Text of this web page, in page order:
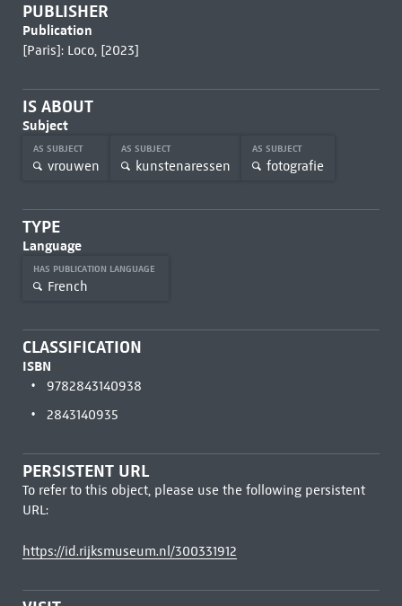
PUBLISHER
Publication
[Paris]: Loco, [2023]
IS ABOUT
Subject
AS SUBJECT
vrouwen
AS SUBJECT
kunstenaressen
AS SUBJECT
fotografie
TYPE
Language
HAS PUBLICATION LANGUAGE
French
CLASSIFICATION
ISBN
9782843140938
2843140935
PERSISTENT URL
To refer to this object, please use the following persistent
URL:
https://id.rijksmuseum.nl/300331912